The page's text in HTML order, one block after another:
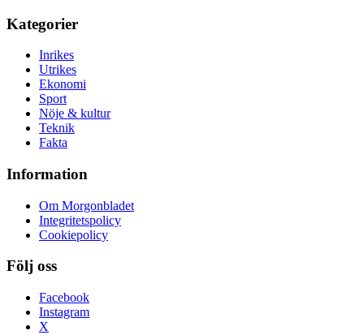
Kategorier
Inrikes
Utrikes
Ekonomi
Sport
Nöje & kultur
Teknik
Fakta
Information
Om Morgonbladet
Integritetspolicy
Cookiepolicy
Följ oss
Facebook
Instagram
X